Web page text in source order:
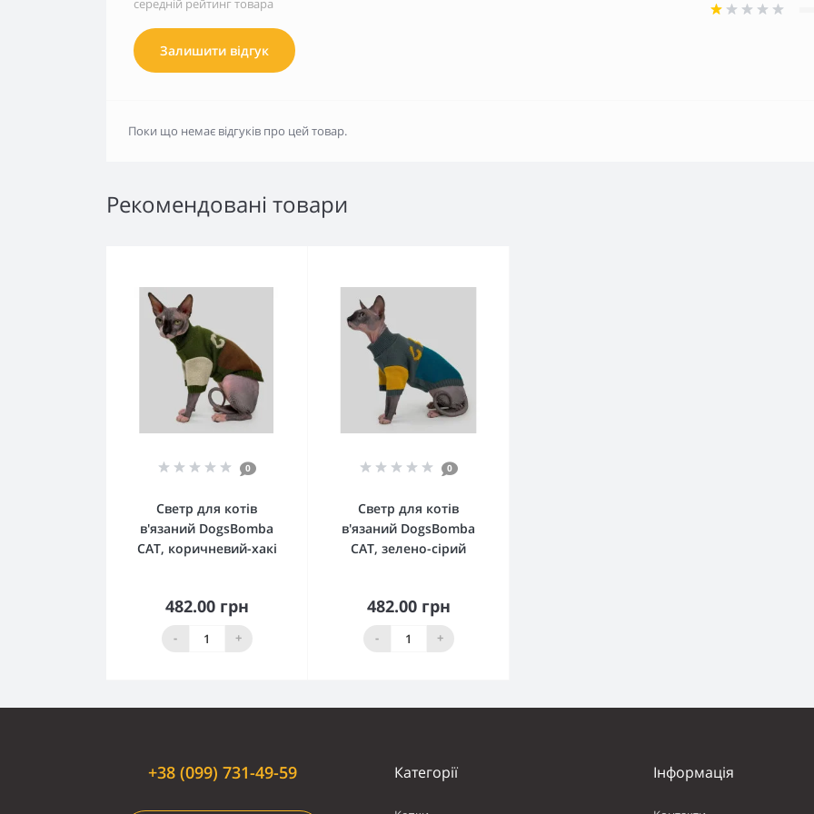
середній рейтинг товара
Залишити відгук
Поки що немає відгуків про цей товар.
Рекомендовані товари
0
Светр для котiв
в'язаний DogsBomba
CAT, коричневий-хакі
482.00 грн
- +
Купити
0
Светр для котiв
в'язаний DogsBomba
CAT, зелено-сірий
482.00 грн
- +
Купити
+38 (099) 731-49-59 Категорії Інформація